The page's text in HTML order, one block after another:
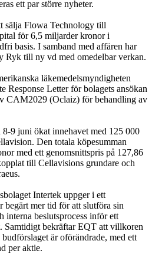
ett par större nyheter.
sälja Flowa Technology till
för 6,5 miljarder kronor i
basis. I samband med affären har
Ryk till ny vd med omedelbar verkan.
läkemedelsmyndigheten
Response Letter för bolagets ansökan
CAM2029 (Oclaiz) för behandling av
8-9 juni ökat innehavet med 125 000
Den totala köpesumman
med ett genomsnittspris på 127,86
till Cellavisions grundare och
Intertek uppger i ett
begärt mer tid för att slutföra sin
interna beslutsprocess inför ett
Samtidigt bekräftar EQT att villkoren
är oförändrade, med ett
per aktie.